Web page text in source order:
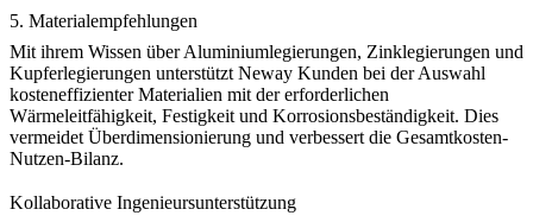
5. Materialempfehlungen
Mit ihrem Wissen überAluminiumlegierungen, Zinklegierungen und
Kupferlegierungen unterstützt Neway Kunden bei der Auswahl
kosteneffizienter Materialien mit der erforderlichen
Wärmeleitfähigkeit, Festigkeit und Korrosionsbeständigkeit. Dies
vermeidet Überdimensionierung und verbessert die Gesamtkosten-
Nutzen-Bilanz.
Kollaborative Ingenieursunterstützung